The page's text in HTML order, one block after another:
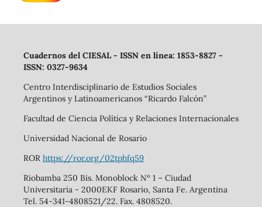
Cuadernos del CIESAL - ISSN en línea: 1853-8827 -
ISSN: 0327-9634
Centro Interdisciplinario de Estudios Sociales
Argentinos y Latinoamericanos “Ricardo Falcón”
Facultad de Ciencia Política y Relaciones Internacionales
Universidad Nacional de Rosario
ROR https://ror.org/02tphfq59
Riobamba 250 Bis. Monoblock Nº 1 – Ciudad
Universitaria - 2000EKF Rosario, Santa Fe. Argentina
Tel. 54-341-4808521/22. Fax. 4808520.